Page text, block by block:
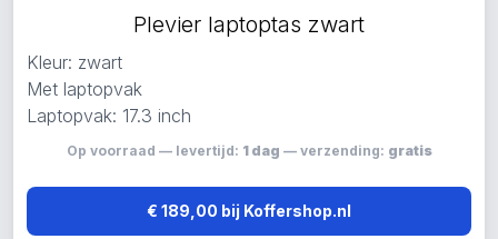
Plevier laptoptas zwart
Kleur: zwart
Met laptopvak
Laptopvak: 17.3 inch
Op voorraad — levertijd: 1 dag — verzending: gratis
€ 189,00 bij Koffershop.nl